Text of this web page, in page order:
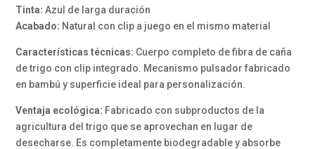
Tinta: Azul de larga duración
Acabado: Natural con clip a juego en el mismo material
Características técnicas: Cuerpo completo de fibra de caña
de trigo con clip integrado. Mecanismo pulsador fabricado
en bambú y superficie ideal para personalización.
Ventaja ecológica: Fabricado con subproductos de la
agricultura del trigo que se aprovechan en lugar de
desecharse. Es completamente biodegradable y absorbe